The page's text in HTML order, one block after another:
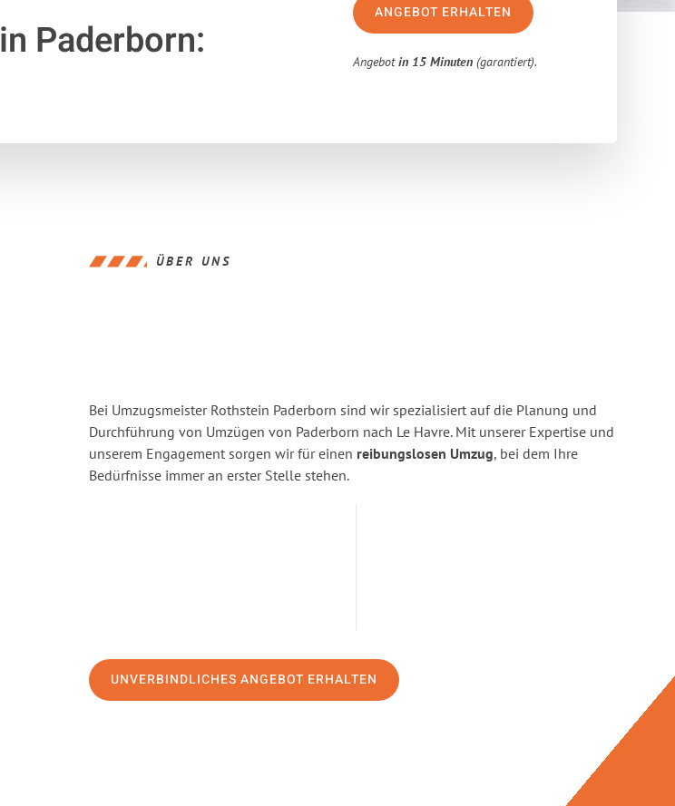
in Paderborn:
ANGEBOT ERHALTEN
Angebotin 15 Minuten (garantiert).
ÜBER UNS
Bei Umzugsmeister Rothstein Paderborn sind wir spezialisiert auf die Planung und
Durchführung von Umzügen von Paderborn nach Le Havre. Mit unserer Expertise und
unserem Engagement sorgen wir für einen reibungslosen Umzug, bei dem Ihre
Bedürfnisse immer an erster Stelle stehen.
UNVERBINDLICHES ANGEBOT ERHALTEN